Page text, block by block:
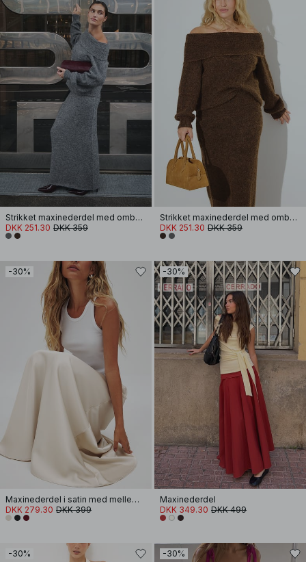
Strikket maxinederdel med ombukket talje
DKK 251.30 DKK 359
Strikket maxinederdel med ombukket talje
DKK 251.30 DKK 359
-30%
Maxinederdel i satin med mellemhøj talje
DKK 279.30 DKK 399
-30%
Maxinederdel
DKK 349.30 DKK 499
-30% -30%